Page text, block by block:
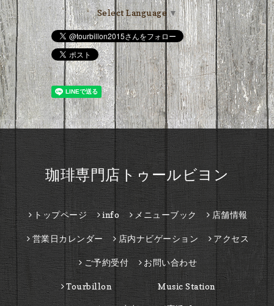
Select Language ▼
珈琲専門店トゥールビヨン
トップページ info メニューブック 店舗情報
営業日カレンダー 店内ナビゲーション アクセス
ご予約受付 お問い合わせ
Tourbillon Music Station